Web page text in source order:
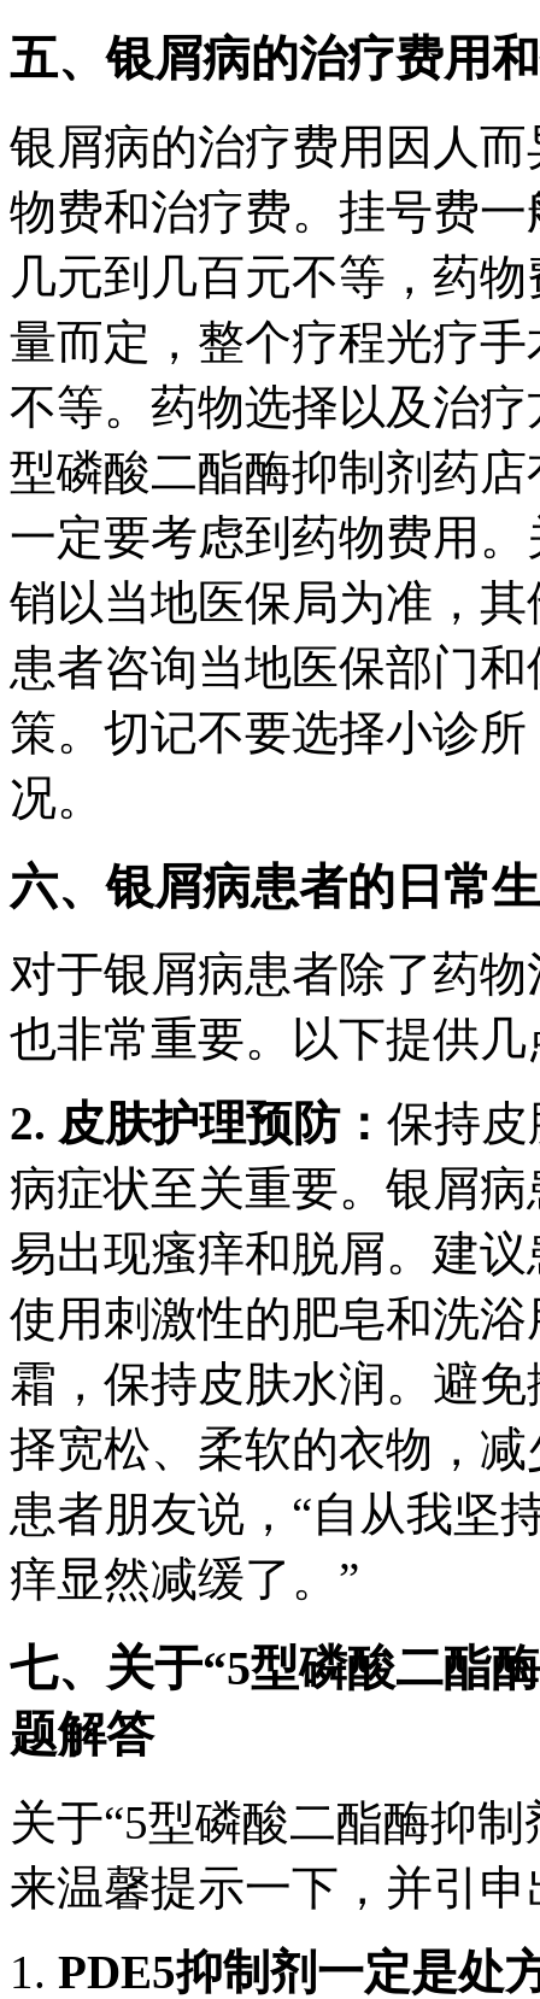
五、银屑病的治疗费用
银屑病的治疗费用因人
物费和治疗费。挂号费
几元到几百元不等，药
量而定，整个疗程光疗
不等。药物选择以及治
型磷酸二酯酶抑制剂药
一定要考虑到药物费用
销以当地医保局为准，
患者咨询当地医保部门
策。切记不要选择小诊
况。
六、银屑病患者的日常
对于银屑病患者除了药
也非常重要。以下提供
2. 皮肤护理预防： 保持
病症状至关重要。银屑
易出现瘙痒和脱屑。建
使用刺激性的肥皂和洗
霜，保持皮肤水润。避
择宽松、柔软的衣物，
患者朋友说，“自从我坚
痒显然减缓了。”
七、关于“5型磷酸二酯
题解答
关于“5型磷酸二酯酶抑
来温馨提示一下，并引
1. PDE5抑制剂一定是处